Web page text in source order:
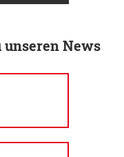
unseren News